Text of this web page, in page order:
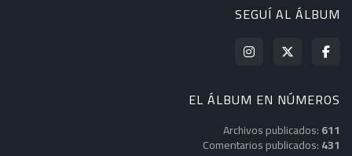
SEGUÍ AL ÁLBUM
EL ÁLBUM EN NÚMEROS
Archivos publicados:611
Comentarios publicados:431